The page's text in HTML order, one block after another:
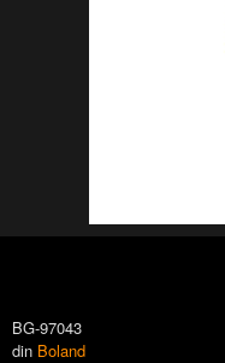
BG-97043
din Boland